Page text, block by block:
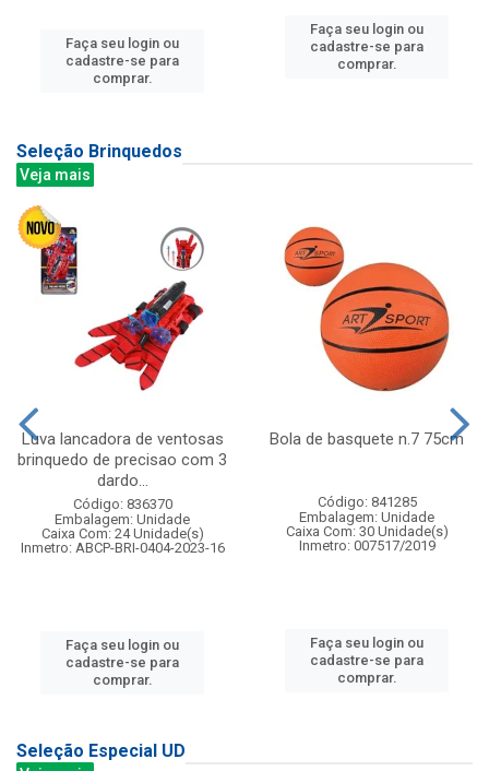
Faça seu login ou
cadastre-se para
comprar.
Faça seu login ou
cadastre-se para
comprar.
Seleção Brinquedos
Veja mais
Luva lancadora de ventosas
brinquedo de precisao com 3
dardo...
Código: 836370
Embalagem: Unidade
Caixa Com: 24 Unidade(s)
Inmetro: ABCP-BRI-0404-2023-16
Faça seu login ou
cadastre-se para
comprar.
Bola de basquete n.7 75cm
Código: 841285
Embalagem: Unidade
Caixa Com: 30 Unidade(s)
Inmetro: 007517/2019
Faça seu login ou
cadastre-se para
comprar.
Seleção Especial UD